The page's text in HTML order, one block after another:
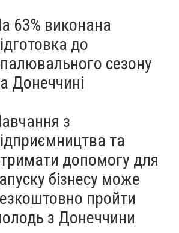
63% виконана
до
сезону
Донеччині
з
та
допомогу для
бізнесу може
пройти
з Донеччини